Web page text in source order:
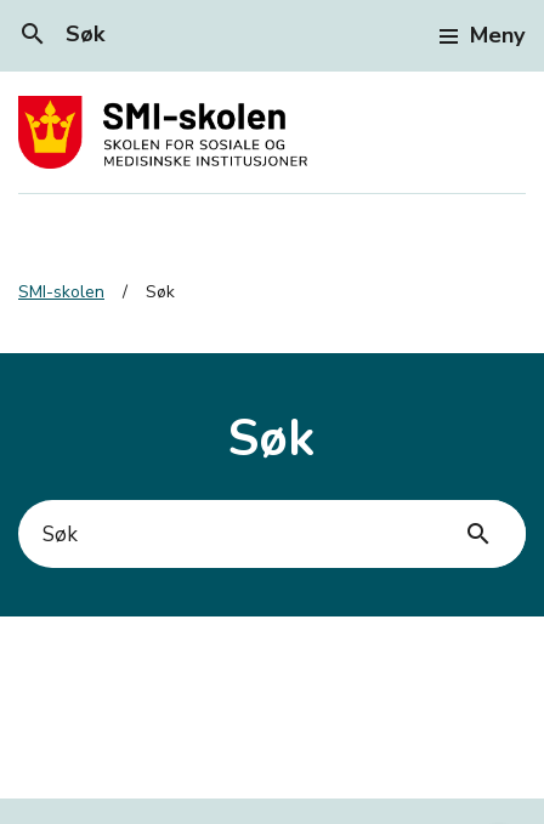
search Søk Meny
SMI-skolen Søk
Søk
search